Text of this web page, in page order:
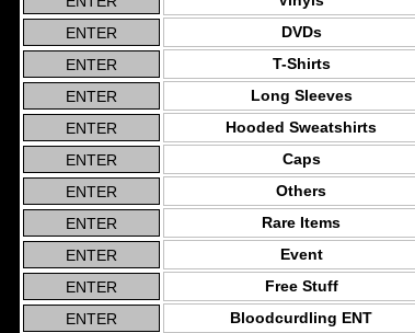
DVDs
T-Shirts
Long Sleeves
Hooded Sweatshirts
Caps
Others
Rare Items
Event
Free Stuff
Bloodcurdling ENT